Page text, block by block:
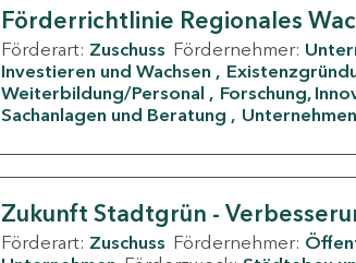
Förderrichtlinie Regionales
Förderart: Zuschuss Fördernehmer:
Investieren und Wachsen
Weiterbildung/Personal
Forschung,
Sachanlagen und Beratung
Zukunft Stadtgrün -
Förderart: Zuschuss Fördernehmer: